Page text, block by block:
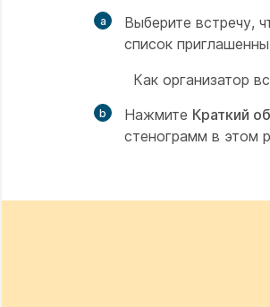
Выберите встречу,
список
Как организатор
Нажмите Краткий
стенограмм в этом